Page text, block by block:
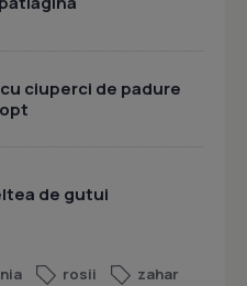
ciuperci de padure
de gutui
rosii
zahar